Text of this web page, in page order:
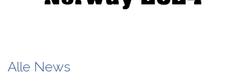
Alle News